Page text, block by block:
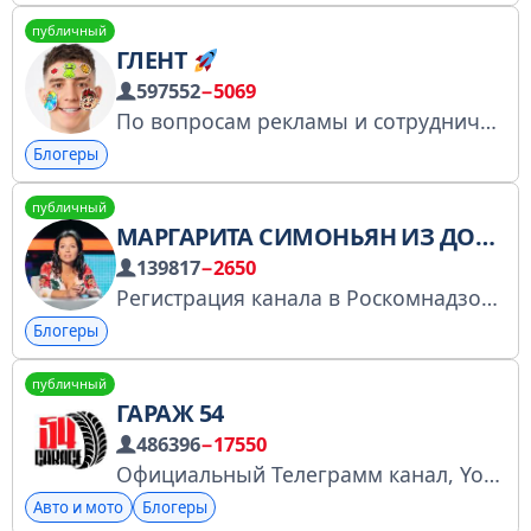
публичный
ГЛЕНТ
597552−5069
По вопросам рекламы и сотрудничества collab.glent@gmail.com Правила чата: https://telegra.ph/Pravila-Glent-chata-12-03 Регистрация в перечне владельцев страниц в соцсетях: https://www.gosuslugi.ru/snet/675b1f462d90d3244c9a9906 #D6IDK
Блогеры
публичный
МАРГАРИТА СИМОНЬЯН ИЗ ДОМА
139817−2650
Регистрация канала в Роскомнадзоре https://knd.gov.ru/license?id=673b42799d804a279bbd3db0&registryType=bloggersPermission
Блогеры
публичный
ГАРАЖ 54
486396−17550
Официальный Телеграмм канал, YouTube канала Гараж 54. Реклама/Сотрудничество: @AlexeyK15 https://www.youtube.com/channel/UCBByzLy3MGJT8UMVLYLScNg https://knd.gov.ru/license?id=673dbec76afad41667d4c294&registryType=bloggersPermission
Авто и мото Блогеры